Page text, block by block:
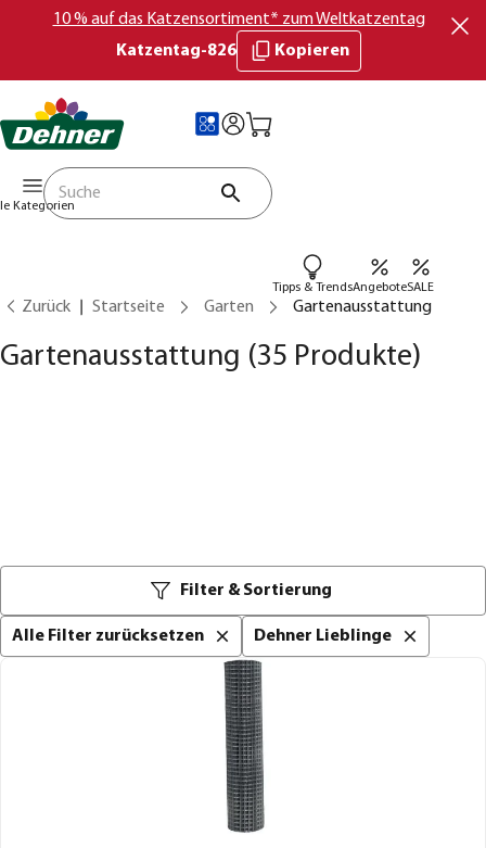
10 % auf das Katzensortiment* zum Weltkatzentag
Katzentag-826
Kopieren
Kategorien
Tipps & TrendsAngeboteSALE
Zurück Startseite Garten Gartenausstattung
Gartenausstattung (35 Produkte)
Filter & Sortierung
Alle Filter zurücksetzen Dehner Lieblinge